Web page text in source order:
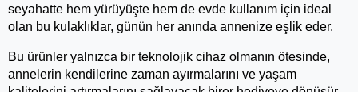
seyahatte hem yürüyüşte hem de evde kullanım için ideal
olan bu kulaklıklar, günün her anında annenize eşlik eder.
Bu ürünler yalnızca bir teknolojik cihaz olmanın ötesinde,
annelerin kendilerine zaman ayırmalarını ve yaşam